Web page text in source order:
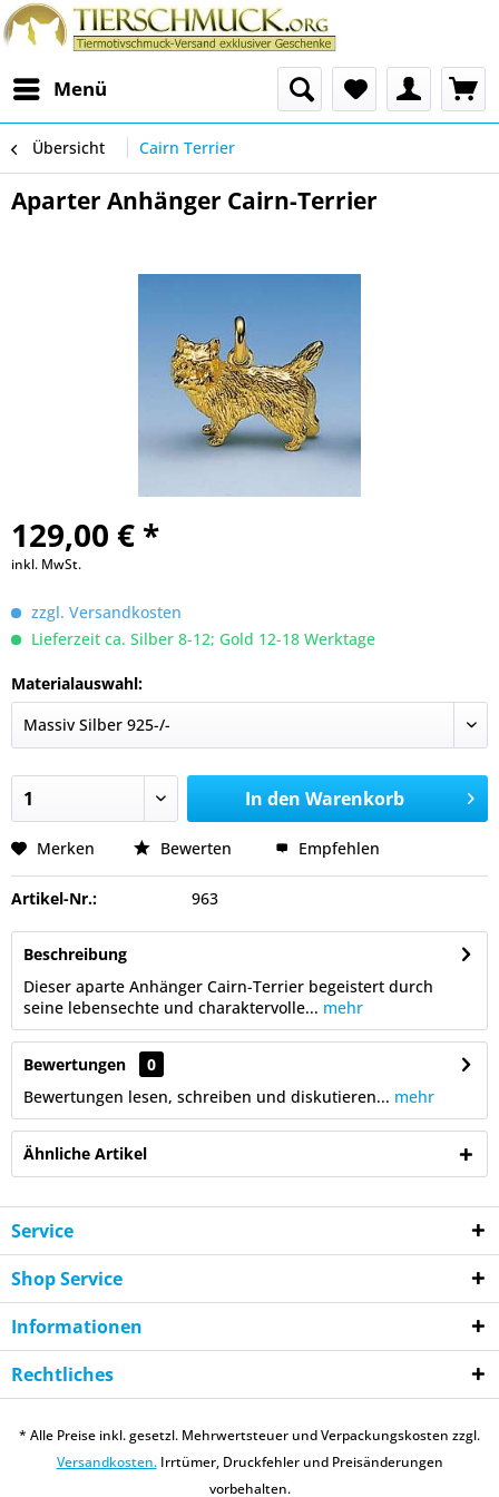
Menü
Übersicht Cairn Terrier
Aparter Anhänger Cairn-Terrier
129,00 € *
inkl. MwSt.
zzgl. Versandkosten
Lieferzeit ca. Silber 8-12; Gold 12-18 Werktage
Materialauswahl:
In den Warenkorb
Merken Bewerten Empfehlen
Artikel-Nr.: 963
Beschreibung
Dieser aparte Anhänger Cairn-Terrier begeistert durch
seine lebensechte und charaktervolle... mehr
Bewertungen
0
Bewertungen lesen, schreiben und diskutieren... mehr
Ähnliche Artikel
Service
Shop Service
Informationen
Rechtliches
* Alle Preise inkl. gesetzl. Mehrwertsteuer und Verpackungskosten zzgl.
Versandkosten.Irrtümer, Druckfehler und Preisänderungen
vorbehalten.